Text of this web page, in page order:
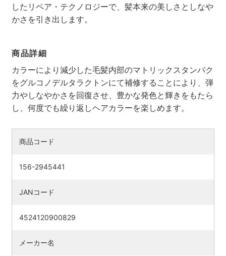
したリペア・テクノロジーで、髪本来の美しさとしなや
かさを引き出します。
商品詳細
カラーにより減少した毛髪内部のマトリックスタンパク
をグルコノデルタラクトンにて補修することにより、弾
力やしなやかさを回復させ、豊かな発色と輝きをもたら
し、何度でも繰り返しヘアカラーを楽しめます。
商品コード
156-2945441
JANコード
4524120900829
メーカー名